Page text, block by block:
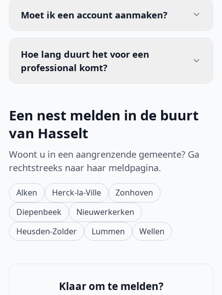
Moet ik een account aanmaken?
Hoe lang duurt het voor een
professional komt?
Een nest melden in de buurt
van Hasselt
Woont u in een aangrenzende gemeente? Ga
rechtstreeks naar haar meldpagina.
Alken Herck-la-Ville
Zonhoven
Diepenbeek
Nieuwerkerken
Heusden-Zolder
Lummen Wellen
Klaar om te melden?